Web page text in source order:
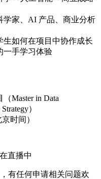
学家、AI 产品、商业分析
生如何在项目中协作成长
一手学习体验
Master in Data
）
时间）
直播中
有任何申请相关问题欢